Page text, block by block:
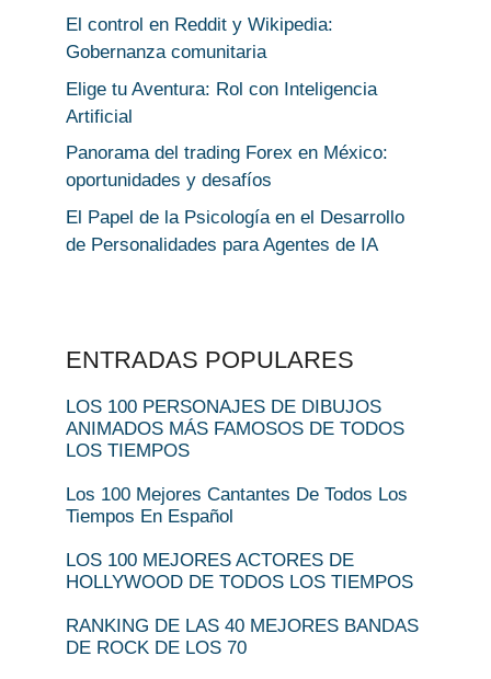
El control en Reddit y Wikipedia:
Gobernanza comunitaria
Elige tu Aventura: Rol con Inteligencia
Artificial
Panorama del trading Forex en México:
oportunidades y desafíos
El Papel de la Psicología en el Desarrollo
de Personalidades para Agentes de IA
ENTRADAS POPULARES
LOS 100 PERSONAJES DE DIBUJOS
ANIMADOS MÁS FAMOSOS DE TODOS
LOS TIEMPOS
Los 100 Mejores Cantantes De Todos Los
Tiempos En Español
LOS 100 MEJORES ACTORES DE
HOLLYWOOD DE TODOS LOS TIEMPOS
RANKING DE LAS 40 MEJORES BANDAS
DE ROCK DE LOS 70